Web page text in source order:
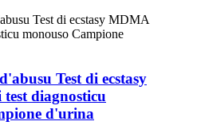
Test di ecstasy
diagnosticu
d'urina